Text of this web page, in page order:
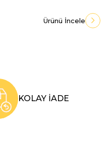
Ürünü İncele
KOLAY İADE